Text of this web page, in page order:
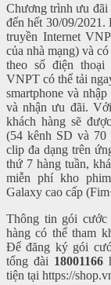
Chương trình ưu đãi
đến hết 30/09/2021.
truyền Internet
của nhà mạng) và
theo số điện
VNPT có thể tải
smartphone và
và nhận ưu đãi.
khách hàng sẽ
(54 kênh SD và
clip đa dạng trên
thứ 7 hàng tuần,
miễn phí kho
Galaxy cao cấp
Thông tin gói cước
hàng có thể tham
Để đăng ký gói
tổng đài 18001166
tiện tại https://